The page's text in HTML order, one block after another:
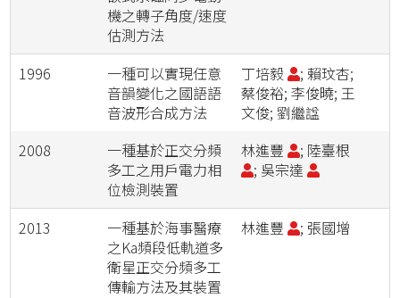
機之轉子角度/速度
估測方法
1996
一種可以實現任意
音韻變化之國語語
音波形合成方法
丁培毅
; 賴玟杏;
蔡俊裕; 李俊曉; 王
文俊; 劉繼諡
2008
一種基於正交分頻
多工之用戶電力相
位檢測裝置
林進豐
; 陸臺根
; 吳宗達
2013
一種基於海事醫療
之Ka頻段低軌道多
衛星正交分頻多工
傳輸方法及其裝置
林進豐 ; 張國增